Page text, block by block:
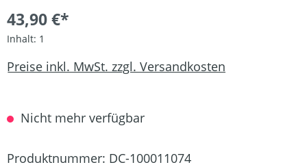
43,90 €*
Inhalt: 1
Preise inkl. MwSt. zzgl. Versandkosten
Nicht mehr verfügbar
Produktnummer: DC-100011074